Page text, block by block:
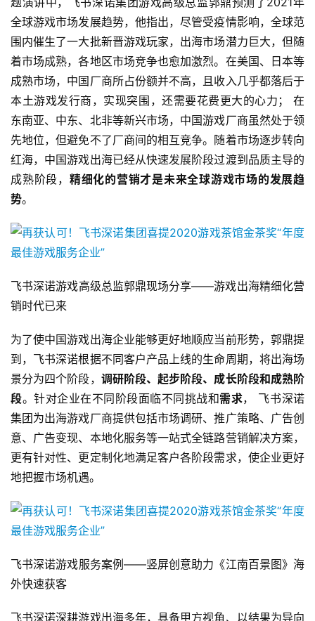
首
页
游
茶
原
创
游
戏
业
界
机
游
单
机
游
戏
休
闲
游
戏
0
2
5
第
全球游戏市场发展趋势，他指出，尽管受疫情影响，全球范
围内催生了一大批新晋游戏玩家，出海市场潜力巨大，但随
着市场成熟，各地区市场竞争也愈加激烈。在美国、日本等
成熟市场，中国厂商所占份额并不高，且收入几乎都落后于
本土游戏发行商，实现突围，还需要花费更大的心力； 在
东南亚、中东、北非等新兴市场，中国游戏厂商虽然处于领
先地位，但避免不了厂商间的相互竞争。随着市场逐步转向
红海，中国游戏出海已经从快速发展阶段过渡到品质主导的
成熟阶段， 精细化的营销才是未来全球游戏市场的发展趋
势。
飞书深诺游戏高级总监郭鼎现场分享——游戏出海精细化营
销时代已来
为了使中国游戏出海企业能够更好地顺应当前形势，郭鼎提
到，飞书深诺根据不同客户产品上线的生命周期，将出海场
景分为四个阶段， 调研阶段、起步阶段、成长阶段和成熟阶
段。针对企业在不同阶段面临不同挑战和需求， 飞书深诺
集团为出海游戏厂商提供包括市场调研、推广策略、广告创
意、广告变现、本地化服务等一站式全链路营销解决方案，
更有针对性、更定制化地满足客户各阶段需求，使企业更好
地把握市场机遇。
飞书深诺游戏服务案例——竖屏创意助力《江南百景图》海
外快速获客
飞书深诺深耕游戏出海多年，具备甲方视角、以结果为导向